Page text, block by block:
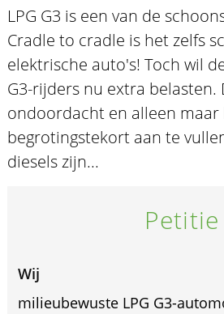
LPG G3 is een van de
Cradle to cradle is het zelfs
elektrische auto's! Toch wil
G3-rijders nu extra belasten.
ondoordacht en alleen
begrotingstekort aan te
diesels zijn...
Petitie
Wij
milieubewuste LPG G3-